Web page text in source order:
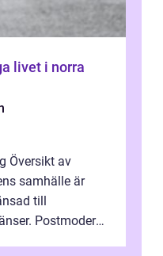
livet i norra
Översikt av
samhälle är
till
Postmodern